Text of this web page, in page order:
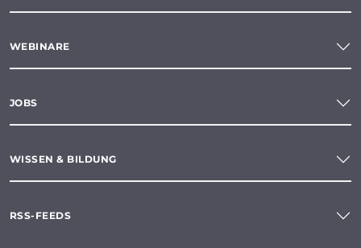
WEBINARE
JOBS
WISSEN & BILDUNG
RSS-FEEDS